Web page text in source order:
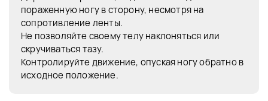
пораженную ногу в сторону, несмотря на
сопротивление ленты.
Не позволяйте своему телу наклоняться или
скручиваться тазу.
Контролируйте движение, опуская ногу обратно в
исходное положение.